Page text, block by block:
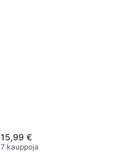
15,99 €
7 kauppoja